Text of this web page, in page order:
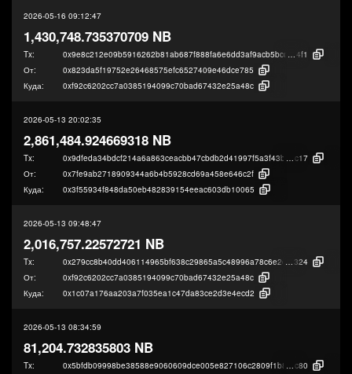
2026-05-16 09:12:47
1,430,748.735370709 NB
Tx: 0x9e8c212e09b5916262b81ab687f888fa6e6dd3af9acb5bccfe61783820a73
4f1
От:
0x823da5f19752e26468575efc6527409e46dce785
Куда:
0xf92c6202cc7a0385194099c70bad67432e25a48c
2026-05-13 20:02:35
2,861,484.924669318 NB
Tx: 0x9dfeda34bdcf214a6a863ceacbb47cbdb2d41997f5a3f43b9e7e23019edf5
c17
От:
0x7fe9ab2718909344a6b4b5928cd69a458e646c2f
Куда:
0x3f55934f848da50eb482839154eeac603db10065
2026-05-13 09:48:47
2,016,757.22572721 NB
Tx: 0x279cc8b40dd406114965bf638c29865a5c48996a78c6e2ec7c98cdc772e21
324
От:
0xf92c6202cc7a0385194099c70bad67432e25a48c
Куда:
0x1c07a176aa203a7f035ea1c47da83ce2d3e4ecd2
2026-05-13 08:34:59
81,204.732835803 NB
Tx: 0x5bfdb09998be38588e9060609dce005e827106c2809f1b8f30353cf41f808
c80